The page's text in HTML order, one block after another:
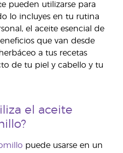
pueden utilizarse para
lo incluyes en tu rutina
el aceite esencial de
que van desde
a tus recetas
de tu piel y cabello y tu
el aceite
puede usarse en un